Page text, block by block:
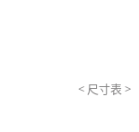
< 尺寸表 >